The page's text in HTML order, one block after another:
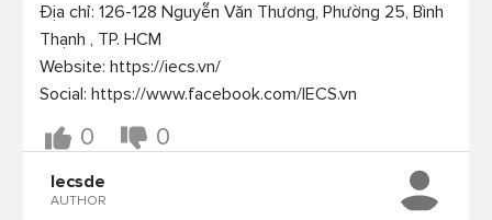
Địa chỉ: 126-128 Nguyễn Văn Thương, Phường 25, Bình
Thạnh , TP. HCM
Website: https://iecs.vn/
0 0
Iecsde
AUTHOR